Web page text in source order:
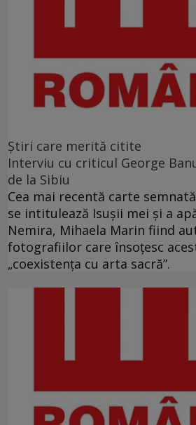
Ştiri care merită citite
Interviu cu criticul George
de la Sibiu
Cea mai recentă carte
se intitulează Isuşii mei şi a
Nemira, Mihaela Marin fiind
fotografiilor care însoţesc
„coexistenţa cu arta sacră”.